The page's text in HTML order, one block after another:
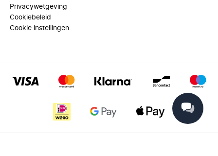
Privacywetgeving
Cookiebeleid
Cookie instellingen